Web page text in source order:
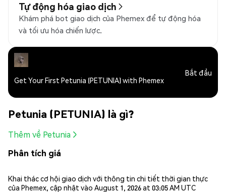
Tự động hóa giao dịch
Khám phá bot giao dịch của Phemex để tự động hóa
và tối ưu hóa chiến lược.
Get Your First Petunia (PETUNIA) with Phemex
Bắt đầu
Petunia (PETUNIA) là gì?
Thêm về Petunia
Phân tích giá
Khai thác cơ hội giao dịch với thông tin chi tiết thời gian thực
của Phemex, cập nhật vào August 1, 2026 at 03:05 AM UTC